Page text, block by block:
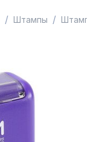
/ Штампы / Штампы